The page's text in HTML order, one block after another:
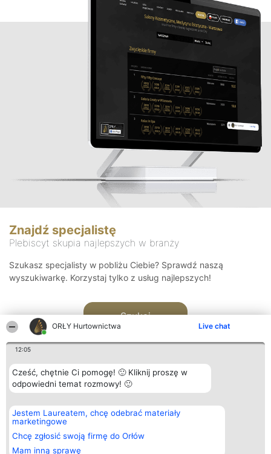
ORŁY Hurtownictwa Live chat
12:05
Cześć, chętnie Ci pomogę! 🙂 Kliknij proszę w
odpowiedni temat rozmowy! 🙂
Jestem Laureatem, chcę odebrać materiały
marketingowe
Chcę zgłosić swoją firmę do Orłów
Mam inną sprawę
Znajdź specjalistę
Plebiscyt skupia najlepszych w branży
Szukasz specjalisty w pobliżu Ciebie? Sprawdź naszą
wyszukiwarkę. Korzystaj tylko z usług najlepszych!
Szukaj
Organizator plebiscytu
Bright Side Solutions sp. z o.
o. sp. k.
ul. Ruska 22
Wrocław 50-079
KRS 0000749100 | Regon
Plebiscyt
Laureaci
wszystkich
Laureatów
Kontakt
Kontakt